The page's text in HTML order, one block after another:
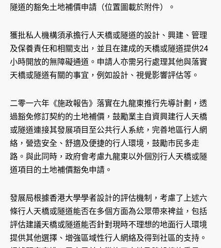
隧道的豁免土地補價申請（位置圖載於附件）。
獲批私人機構須承擔行人天橋或隧道的設計、興建、管理
及保養責任和相關支出，並且在建成的天橋或隧道提供24
小時開放的無障礙通道。申請人亦需另行處理其他與落實
天橋或隧道有關的事宜，例如設計、視覺影響評估等。
二零一六年《施政報告》落實在九龍東推行先導計劃，透
過豁免修訂契約的土地補價，鼓勵業主自資興建行人天橋
或隧道連接其發展項目至公共行人系統，完善地區行人網
絡，營造安全、舒適及便捷的行人環境，鼓勵市民多走
路。與此同時，政府會考慮九龍東以外個別行人天橋或隧
道項目的土地補價豁免申請。
發展局根據香港大學學者設計的評估機制，考慮了上述六
條行人天橋或隧道能否在多個方面為公眾帶來裨益，包括
評估建議天橋或隧道能否針對現時不理想的地面行人環境
提供其他選擇、增強區域性行人網絡及得到社區的支持。